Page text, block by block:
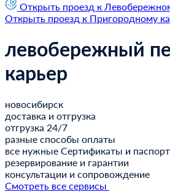
Открыть проезд к
Открыть проезд к Пригородному
левобережный
карьер
новосибирск
доставка и отгрузка
отгрузка 24/7
разные способы оплаты
все нужные Сертификаты и
резервирование и гарантии
консультации и сопровождение
Смотреть все сервисы